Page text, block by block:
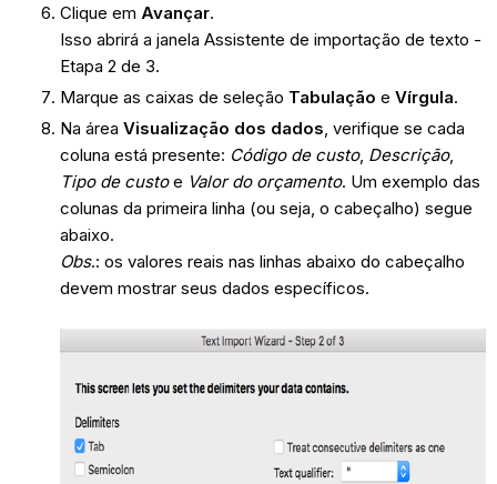
Clique em Avançar.
Isso abrirá a janela Assistente de importação de texto -
Etapa 2 de 3.
Marque as caixas de seleção Tabulação e Vírgula.
Na área Visualização dos dados , verifique se cada
coluna está presente: Código de custo, Descrição,
Tipo de custoe Valor do orçamento. Um exemplo das
colunas da primeira linha (ou seja, o cabeçalho) segue
abaixo.
Obs.: os valores reais nas linhas abaixo do cabeçalho
devem mostrar seus dados específicos.